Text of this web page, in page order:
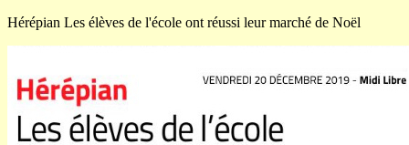
Hérépian Les élèves de l'école ont réussi leur marché de Noël